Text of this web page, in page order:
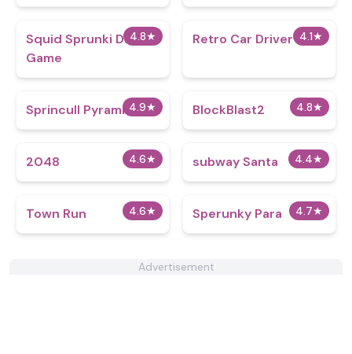
4.8★
Squid Sprunki Dance
Game
4.1★
Retro Car Driver
4.9★
Sprincull Pyramixed 4.8★
BlockBlast2
4.6★
2048 4.4★
subway Santa
4.6★
Town Run 4.7★
Sperunky Para
Advertisement